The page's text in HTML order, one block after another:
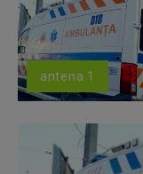
antena 1